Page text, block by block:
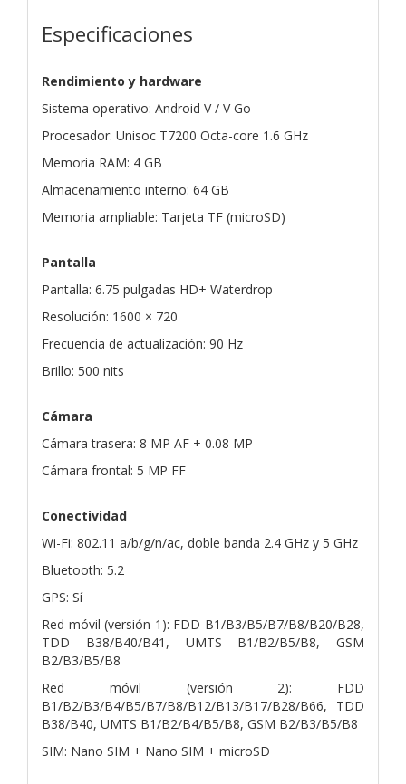
Especificaciones
Rendimiento y hardware
Sistema operativo: Android V / V Go
Procesador: Unisoc T7200 Octa-core 1.6 GHz
Memoria RAM: 4 GB
Almacenamiento interno: 64 GB
Memoria ampliable: Tarjeta TF (microSD)
Pantalla
Pantalla: 6.75 pulgadas HD+ Waterdrop
Resolución: 1600 × 720
Frecuencia de actualización: 90 Hz
Brillo: 500 nits
Cámara
Cámara trasera: 8 MP AF + 0.08 MP
Cámara frontal: 5 MP FF
Conectividad
Wi-Fi: 802.11 a/b/g/n/ac, doble banda 2.4 GHz y 5 GHz
Bluetooth: 5.2
GPS: Sí
Red móvil (versión 1): FDD B1/B3/B5/B7/B8/B20/B28,
TDD B38/B40/B41, UMTS B1/B2/B5/B8, GSM
B2/B3/B5/B8
Red móvil (versión 2): FDD
B1/B2/B3/B4/B5/B7/B8/B12/B13/B17/B28/B66, TDD
B38/B40, UMTS B1/B2/B4/B5/B8, GSM B2/B3/B5/B8
SIM: Nano SIM + Nano SIM + microSD